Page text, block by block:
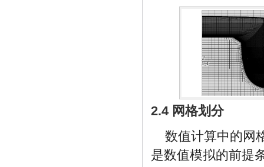
2.4 网格划分
数值计算中的网
是数值模拟的前提